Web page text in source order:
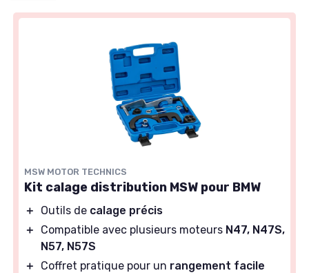
MSW MOTOR TECHNICS
Kit calage distribution MSW pour BMW
＋ Outils de calage précis
＋
Compatible avec plusieurs moteurs N47, N47S,
N57, N57S
＋
Coffret pratique pour un rangement facile